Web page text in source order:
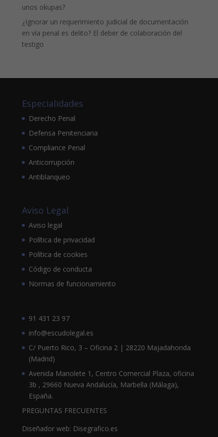
unos okupas?
¿Ignorar un requerimiento judicial de documentación
en vía penal es delito? El deber de colaboración del
testigo
Especialidades
Derecho Penal
Defensa Penitenciaria
Compliance Penal
Anticorrupción
Antiblanqueo
Aviso Legal
Aviso legal
Política de privacidad
Política de cookies
Código de conducta
Normas de funcionamiento
91 431 23 97
info@escudolegal.es
C/ Puerto Rico, 3 – Oficina 2 | 28220 Majadahonda
(Madrid)
Avenida Manolete 1, Centro Comercial Plaza, oficina
3b , 29660 Nueva Andalucía, Marbella (Málaga),
España.
PREGUNTAS FRECUENTES
Diseñador web: Disegrafico.es